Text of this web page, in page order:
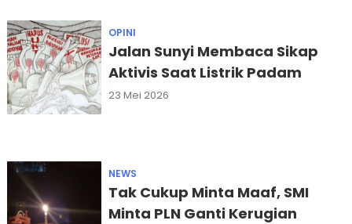
OPINI
Jalan Sunyi Membaca Sikap
Aktivis Saat Listrik Padam
23 Mei 2026
NEWS
Tak Cukup Minta Maaf, SMI
Minta PLN Ganti Kerugian